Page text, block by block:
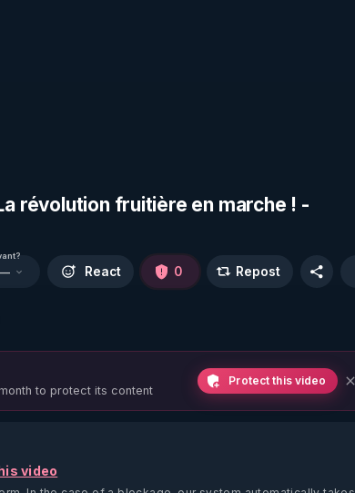
révolution fruitière en marche ! -
— React 0 Repost
to protect its content
Protect this video
video